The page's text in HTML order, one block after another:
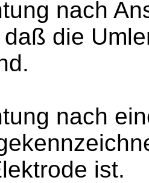
nach
die
nach
ist.